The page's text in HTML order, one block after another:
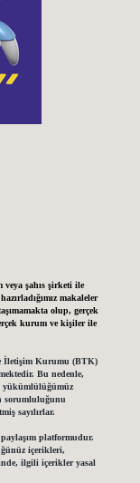
şahıs şirketi ile
makaleler
olup, gerçek
kurum ve kişiler ile
İletişim Kurumu (BTK)
Bu nedenle,
yükümlülüğümüz
sorumluluğunu
sayılırlar.
platformudur.
içerikleri,
ilgili içerikler yasal